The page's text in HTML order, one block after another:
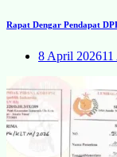
Rapat Dengar Pendapat
8 April 2026